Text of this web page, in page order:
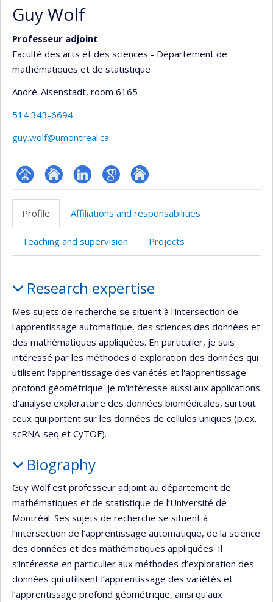
Guy Wolf
Professeur adjoint
Faculté des arts et des sciences - Département de
mathématiques et de statistique
André-Aisenstadt, room 6165
514 343-6694
guy.wolf@umontreal.ca
Page
professionnelle
Site
l’unité
de
LinkedInGoogleAutre
web
Profile Affiliations and responsabilities
Teaching and supervision Projects
Research expertise
Mes sujets de recherche se situent à l'intersection de
l'apprentissage automatique, des sciences des données et
des mathématiques appliquées. En particulier, je suis
intéressé par les méthodes d'exploration des données qui
utilisent l'apprentissage des variétés et l'apprentissage
profond géométrique. Je m'intéresse aussi aux applications
d'analyse exploratoire des données biomédicales, surtout
ceux qui portent sur les données de cellules uniques (p.ex.
scRNA-seq et CyTOF).
Biography
Guy Wolf est professeur adjoint au département de
mathématiques et de statistique de l’Université de
Montréal. Ses sujets de recherche se situent à
l’intersection de l’apprentissage automatique, de la science
des données et des mathématiques appliquées. Il
s’intéresse en particulier aux méthodes d’exploration des
données qui utilisent l’apprentissage des variétés et
l’apprentissage profond géométrique, ainsi qu’aux